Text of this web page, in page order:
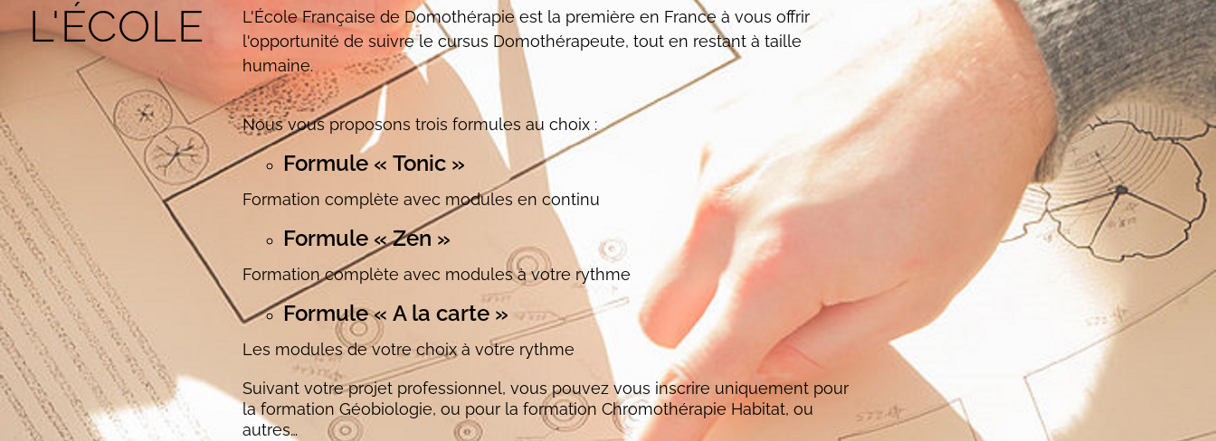
L'ÉCOLE
L'École Française de Domothérapie est la première en France à vous offrir
l'opportunité de suivre le cursus Domothérapeute, tout en restant à taille
humaine.
Nous vous proposons trois formules au choix :
Formule « Tonic »
Formation complète avec modules en continu
Formule « Zen »
Formation complète avec modules à votre rythme
Formule « A la carte »
Les modules de votre choix à votre rythme
Suivant votre projet professionnel, vous pouvez vous inscrire uniquement pour
la formation Géobiologie, ou pour la formation Chromothérapie Habitat, ou
autres…